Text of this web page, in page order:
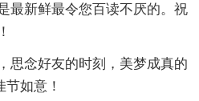
最新鲜最令您百读不厌的。祝
思念好友的时刻，美梦成真的
如意！